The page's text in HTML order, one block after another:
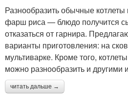
Разнообразить обычные
фарш риса — блюдо получится
отказаться от гарнира.
варианты приготовления: на
мультиварке. Кроме того,
можно разнообразить и другими
читать дальше →